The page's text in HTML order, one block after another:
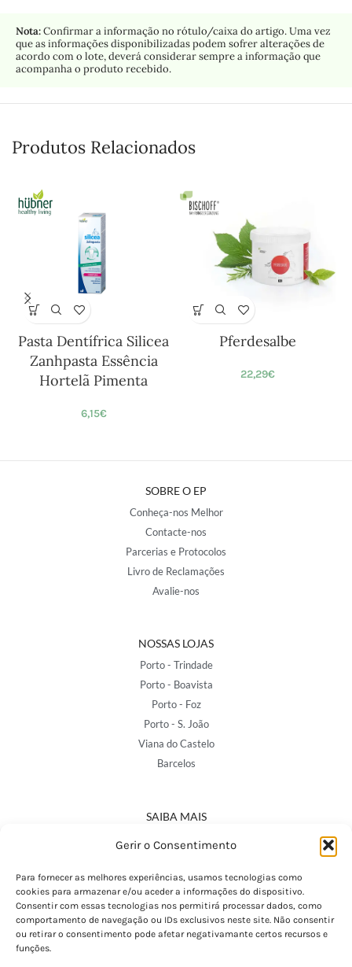
Gerir o Consentimento
Para fornecer as melhores experiências, usamos tecnologias como
cookies para armazenar e/ou aceder a informações do dispositivo.
Consentir com essas tecnologias nos permitirá processar dados, como
comportamento de navegação ou IDs exclusivos neste site. Não consentir
ou retirar o consentimento pode afetar negativamante certos recursos e
funções.
Nota:Confirmar a informação no rótulo/caixa do artigo. Uma vez
que as informações disponibilizadas podem sofrer alterações de
acordo com o lote, deverá considerar sempre a informação que
acompanha o produto recebido.
Produtos Relacionados
Pasta Dentífrica Silicea
Zanhpasta Essência
Hortelã Pimenta
6,15€
Pferdesalbe
22,29€
SOBRE O EP
Conheça-nos Melhor
Contacte-nos
Parcerias e Protocolos
Livro de Reclamações
Avalie-nos
NOSSAS LOJAS
Porto - Trindade
Porto - Boavista
Porto - Foz
Porto - S. João
Viana do Castelo
Barcelos
SAIBA MAIS
Política de Privacidade
Termos e Condições
Perguntas Frequentes
Custos de Envio
Encomendas Internacionais